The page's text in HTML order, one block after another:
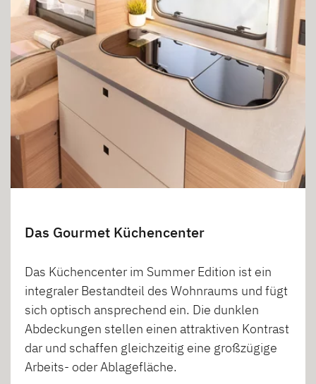
Das Gourmet Küchencenter
Das Küchencenter im Summer Edition ist ein
integraler Bestandteil des Wohnraums und fügt
sich optisch ansprechend ein. Die dunklen
Abdeckungen stellen einen attraktiven Kontrast
dar und schaffen gleichzeitig eine großzügige
Arbeits- oder Ablagefläche.